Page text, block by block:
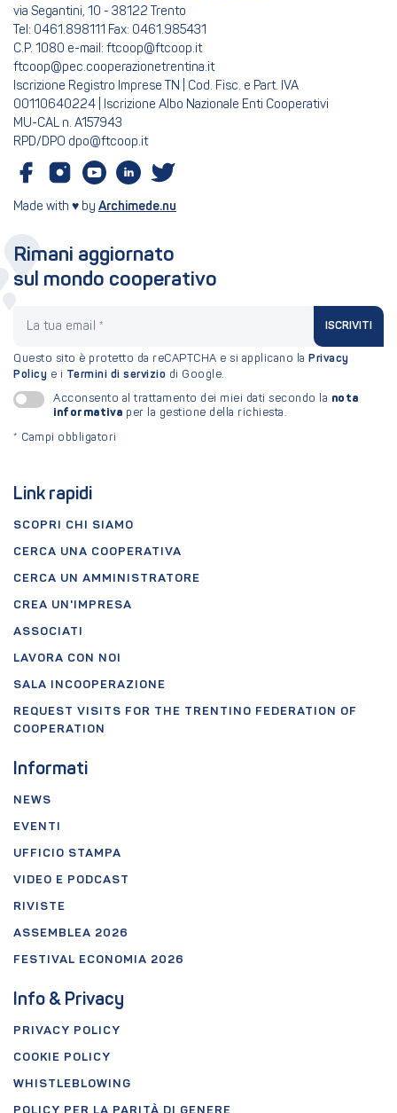
via Segantini, 10 - 38122 Trento
Tel: 0461.898111 Fax: 0461.985431
C.P. 1080 e-mail: ftcoop@ftcoop.it
ftcoop@pec.cooperazionetrentina.it
Iscrizione Registro Imprese TN | Cod. Fisc. e Part. IVA
00110640224 | Iscrizione Albo Nazionale Enti Cooperativi
MU-CAL n. A157943
RPD/DPO dpo@ftcoop.it
Made with ♥ by Archimede.nu
Link rapidi
SCOPRI CHI SIAMO
CERCA UNA COOPERATIVA
CERCA UN AMMINISTRATORE
CREA UN'IMPRESA
ASSOCIATI
LAVORA CON NOI
SALA INCOOPERAZIONE
REQUEST VISITS FOR THE TRENTINO FEDERATION OF
COOPERATION
Informati
NEWS
EVENTI
UFFICIO STAMPA
VIDEO E PODCAST
RIVISTE
ASSEMBLEA 2026
FESTIVAL ECONOMIA 2026
Info & Privacy
PRIVACY POLICY
COOKIE POLICY
WHISTLEBLOWING
Rimani aggiornato
sul mondo cooperativo
ISCRIVITI
Questo sito è protetto da reCAPTCHA e si applicano la Privacy
Policy e i Termini di servizio di Google.
Acconsento al trattamento dei miei dati secondo la nota
informativa per la gestione della richiesta.
* Campi obbligatori